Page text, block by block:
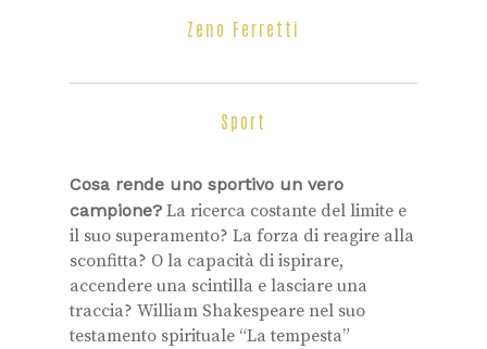
Zeno Ferretti
Sport
Cosa rende uno sportivo un vero
campione? La ricerca costante del limite e
il suo superamento? La forza di reagire alla
sconfitta? O la capacità di ispirare,
accendere una scintilla e lasciare una
traccia? William Shakespeare nel suo
testamento spirituale “La tempesta”